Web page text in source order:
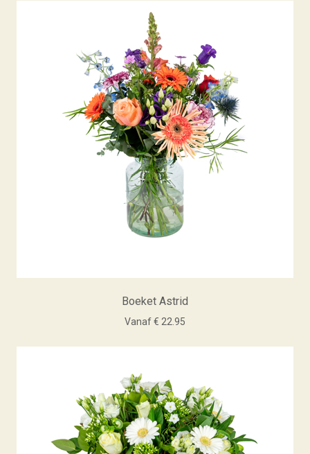
Boeket Astrid
Vanaf € 22.95